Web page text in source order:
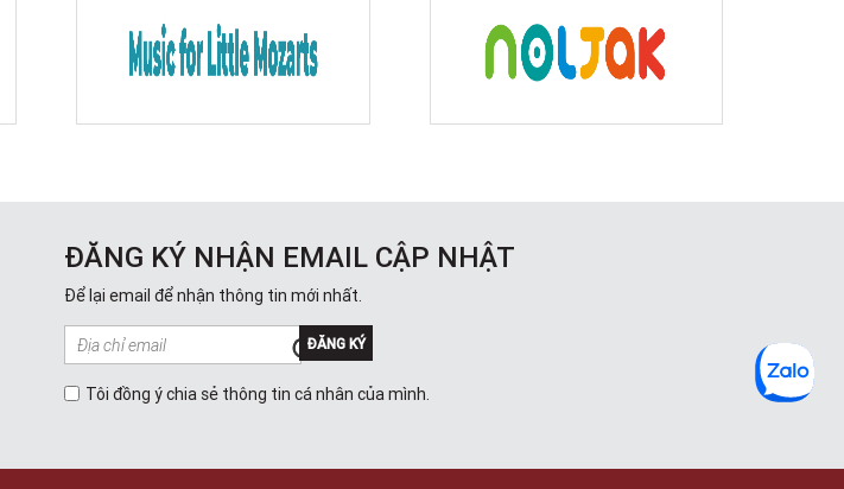
ĐĂNG KÝ NHẬN EMAIL CẬP NHẬT
Để lại email để nhận thông tin mới nhất.
ĐĂNG KÝ
Tôi đồng ý chia sẻ thông tin cá nhân của mình.